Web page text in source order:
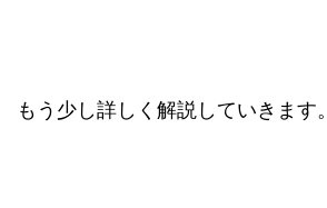
もう少し詳しく解説していきます。